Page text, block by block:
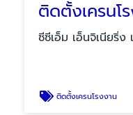
ติดตั้งเครนโ
ซีซีเอ็ม เอ็นจิเนียริ่
ติดตั้งเครนโรงงาน